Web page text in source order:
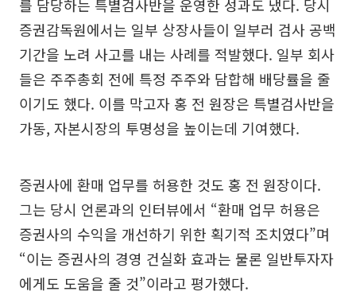
를 담당하는 특별검사반을 운영한 성과도 냈다. 당시
증권감독원에서는 일부 상장사들이 일부러 검사 공백
기간을 노려 사고를 내는 사례를 적발했다. 일부 회사
들은 주주총회 전에 특정 주주와 담합해 배당률을 줄
이기도 했다. 이를 막고자 홍 전 원장은 특별검사반을
가동, 자본시장의 투명성을 높이는데 기여했다.
증권사에 환매 업무를 허용한 것도 홍 전 원장이다.
그는 당시 언론과의 인터뷰에서 “환매 업무 허용은
증권사의 수익을 개선하기 위한 획기적 조치였다”며
“이는 증권사의 경영 건실화 효과는 물론 일반투자자
에게도 도움을 줄 것”이라고 평가했다.